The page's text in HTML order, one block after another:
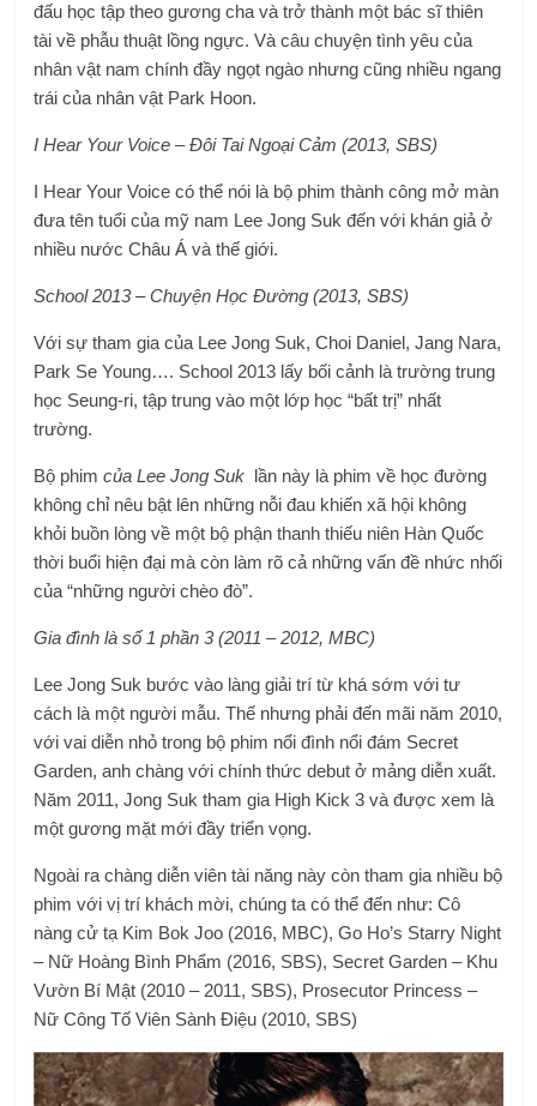
đấu học tập theo gương cha và trở thành một bác sĩ thiên
tài về phẫu thuật lồng ngực. Và câu chuyện tình yêu của
nhân vật nam chính đầy ngọt ngào nhưng cũng nhiều ngang
trái của nhân vật Park Hoon.
I Hear Your Voice – Đôi Tai Ngoại Cảm (2013, SBS)
I Hear Your Voice có thể nói là bộ phim thành công mở màn
đưa tên tuổi của mỹ nam Lee Jong Suk đến với khán giả ở
nhiều nước Châu Á và thế giới.
School 2013 – Chuyện Học Đường (2013, SBS)
Với sự tham gia của Lee Jong Suk, Choi Daniel, Jang Nara,
Park Se Young…. School 2013 lấy bối cảnh là trường trung
học Seung-ri, tập trung vào một lớp học “bất trị” nhất
trường.
Bộ phimcủa Lee Jong Suk lần này là phim về học đường
không chỉ nêu bật lên những nỗi đau khiến xã hội không
khỏi buồn lòng về một bộ phận thanh thiếu niên Hàn Quốc
thời buổi hiện đại mà còn làm rõ cả những vấn đề nhức nhối
của “những người chèo đò”.
Gia đình là số 1 phần 3 (2011 – 2012, MBC)
Lee Jong Suk bước vào làng giải trí từ khá sớm với tư
cách là một người mẫu. Thế nhưng phải đến mãi năm 2010,
với vai diễn nhỏ trong bộ phim nổi đình nổi đám Secret
Garden, anh chàng với chính thức debut ở mảng diễn xuất.
Năm 2011, Jong Suk tham gia High Kick 3 và được xem là
một gương mặt mới đầy triển vọng.
Ngoài ra chàng diễn viên tài năng này còn tham gia nhiều bộ
phim với vị trí khách mời, chúng ta có thể đến như: Cô
nàng cử tạ Kim Bok Joo (2016, MBC), Go Ho’s Starry Night
– Nữ Hoàng Bình Phẩm (2016, SBS), Secret Garden – Khu
Vườn Bí Mật (2010 – 2011, SBS), Prosecutor Princess –
Nữ Công Tố Viên Sành Điệu (2010, SBS)